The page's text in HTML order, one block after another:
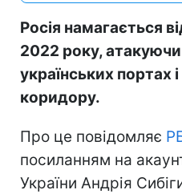
Росія намагається
2022 року, атакуючи
українських портах
коридору.
Про це повідомляє
посиланням на
України Андрія